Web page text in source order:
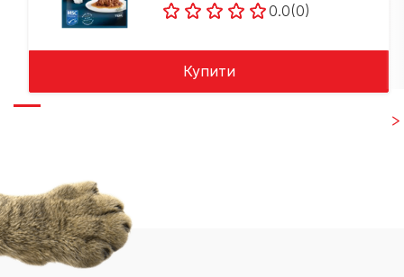
0.0(0)
Купити